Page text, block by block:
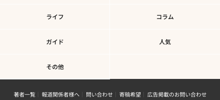
ライフ コラム
ガイド 人気
その他
著者一覧 報道関係者様へ 問い合わせ 寄稿希望 広告掲載のお問い合わせ